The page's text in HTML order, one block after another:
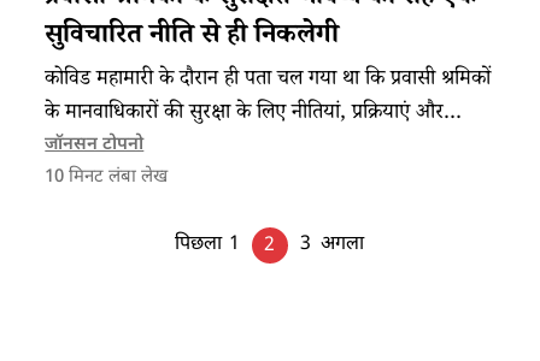
सुविचारित नीति से ही निकलेगी
कोविड महामारी के दौरान ही पता चल गया था कि प्रवासी श्रमिकों
के मानवाधिकारों की सुरक्षा के लिए नीतियां, प्रक्रियाएं और
प्रणालियां तत्काल तय किए जाने की ज़रूरत है।
जॉनसन टोपनो
10 मिनट लंबा लेख
पिछला 1 2 3 अगला